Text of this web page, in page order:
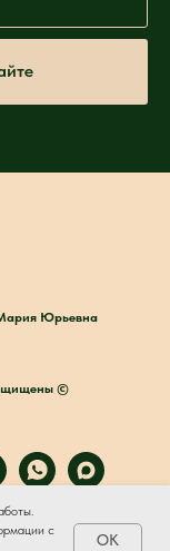
Юрьевна
©
с
OK